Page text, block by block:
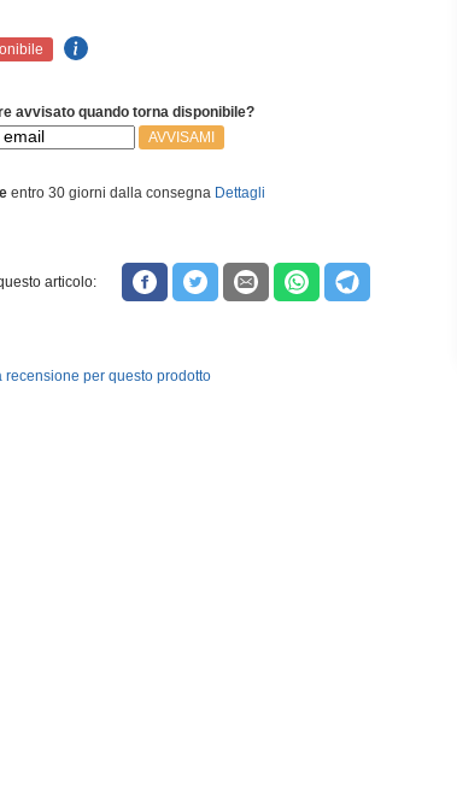
avvisato quando torna disponibile?
AVVISAMI
entro 30 giorni dalla consegna Dettagli
articolo:
recensione per questo prodotto